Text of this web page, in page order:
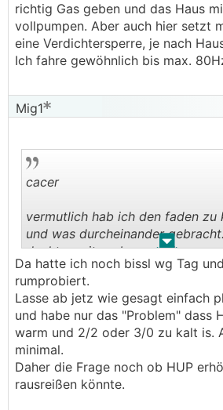
richtig Gas geben und das Haus
vollpumpen. Aber auch hier setzt
eine Verdichtersperre, je nach
Ich fahre gewöhnlich bis max.
Mig1
. .
cacer
vermutlich hab ich den faden
und was durcheinander gebracht.
dachte weiter oben wurde von
nacht geschrieben. war es
Da hatte ich noch bissl wg Tag
rumprobiert.
Lasse ab jetz wie gesagt einfach
und habe nur das "Problem" dass
warm und 2/2 oder 3/0 zu kalt is.
minimal.
Daher die Frage noch ob HUP
rausreißen könnte.